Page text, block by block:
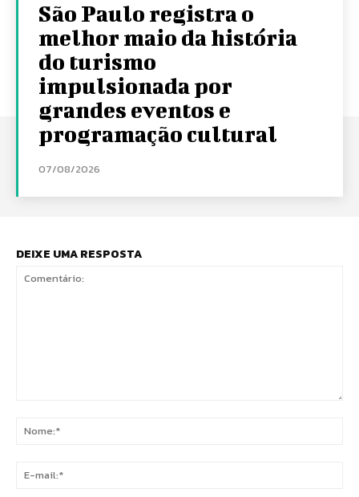
São Paulo registra o
melhor maio da história
do turismo
impulsionada por
grandes eventos e
programação cultural
07/08/2026
DEIXE UMA RESPOSTA